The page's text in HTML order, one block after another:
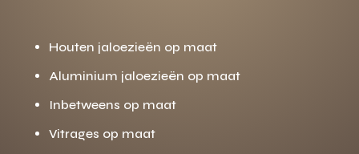
Houten jaloezieën op maat
Aluminium jaloezieën op maat
Inbetweens op maat
Vitrages op maat